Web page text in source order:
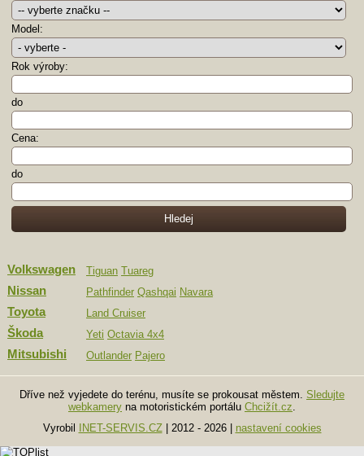
Model:
Rok výroby:
do
Cena:
do
Volkswagen Tiguan Tuareg
Nissan Pathfinder Qashqai Navara
Toyota Land Cruiser
Škoda Yeti Octavia 4x4
Mitsubishi Outlander Pajero
Dříve než vyjedete do terénu, musíte se prokousat městem. Sledujte
webkamery na motoristickém portálu Chcižít.cz.
Vyrobil
INET-SERVIS.CZ| 2012 - 2026| nastavení cookies